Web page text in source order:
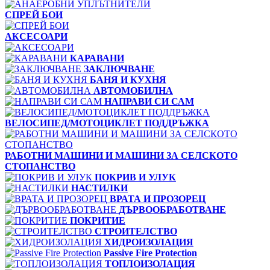
СПРЕЙ БОИ
АКСЕСОАРИ
КАРАВАНИ
ЗАКЛЮЧВАНЕ
БАНЯ И КУХНЯ
АВТОМОБИЛНА
НАПРАВИ СИ САМ
ВЕЛОСИПЕД/МОТОЦИКЛЕТ ПОДДРЪЖКА
РАБОТНИ МАШИНИ И МАШИНИ ЗА СЕЛСКОТО
СТОПАНСТВО
ПОКРИВ И УЛУК
НАСТИЛКИ
ВРАТА И ПРОЗОРЕЦ
ДЪРВООБРАБОТВАНЕ
ПОКРИТИЕ
СТРОИТЕЛСТВО
ХИДРОИЗОЛАЦИЯ
Passive Fire Protection
ТОПЛОИЗОЛАЦИЯ